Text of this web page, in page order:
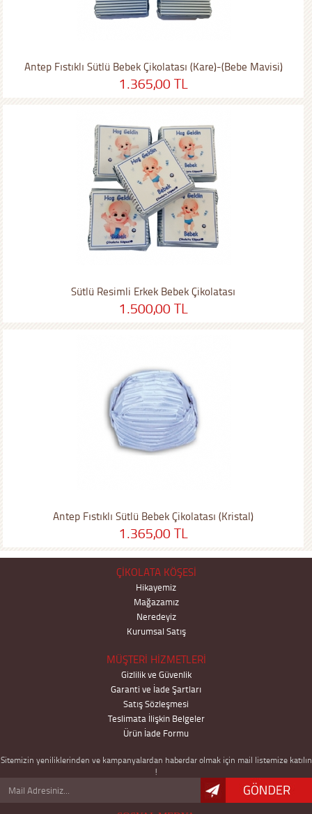
Antep Fıstıklı Sütlü Bebek Çikolatası (Kare)-(Bebe Mavisi)
1.365,00 TL
Sütlü Resimli Erkek Bebek Çikolatası
1.500,00 TL
Antep Fıstıklı Sütlü Bebek Çikolatası (Kristal)
1.365,00 TL
ÇİKOLATA KÖŞESİ
Hikayemiz
Mağazamız
Neredeyiz
Kurumsal Satış
MÜŞTERİ HİZMETLERİ
Gizlilik ve Güvenlik
Garanti ve İade Şartları
Satış Sözleşmesi
Teslimata İlişkin Belgeler
Ürün İade Formu
Sitemizin yeniliklerinden ve kampanyalardan haberdar olmak için mail listemize katılın
!